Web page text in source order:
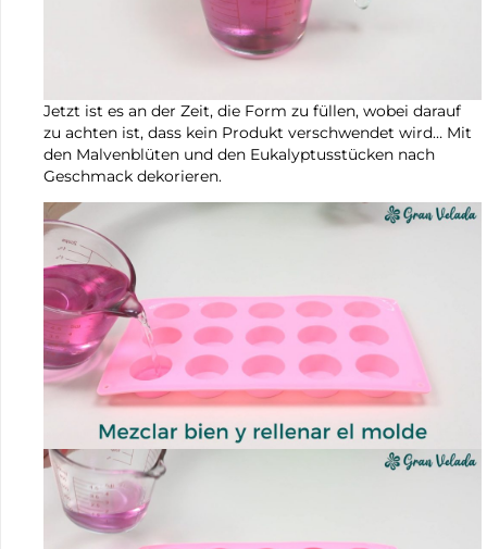
Jetzt ist es an der Zeit, die Form zu füllen, wobei darauf
zu achten ist, dass kein Produkt verschwendet wird… Mit
den Malvenblüten und den Eukalyptusstücken nach
Geschmack dekorieren.